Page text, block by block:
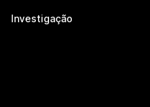
Investigação